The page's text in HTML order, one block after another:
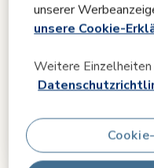
unserer
unsere Cookie-
Weitere Einzelheiten
MobiFix Pro
Maximale Stoßdämpfung|
Easy-in Gurt|
549,99 €